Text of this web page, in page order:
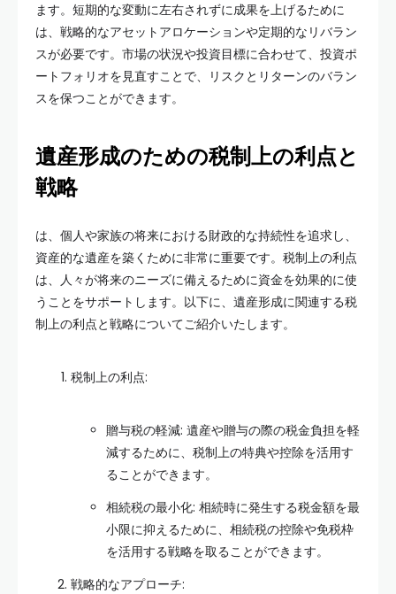
ます。短期的な変動に左右されずに成果を上げるために
は、戦略的なアセットアロケーションや定期的なリバラン
スが必要です。市場の状況や投資目標に合わせて、投資ポ
ートフォリオを見直すことで、リスクとリターンのバラン
スを保つことができます。
遺産形成のための税制上の利点と
戦略
は、個人や家族の将来における財政的な持続性を追求し、
資産的な遺産を築くために非常に重要です。税制上の利点
は、人々が将来のニーズに備えるために資金を効果的に使
うことをサポートします。以下に、遺産形成に関連する税
制上の利点と戦略についてご紹介いたします。
税制上の利点:
贈与税の軽減: 遺産や贈与の際の税金負担を軽
減するために、税制上の特典や控除を活用す
ることができます。
相続税の最小化: 相続時に発生する税金額を最
小限に抑えるために、相続税の控除や免税枠
を活用する戦略を取ることができます。
戦略的なアプローチ: